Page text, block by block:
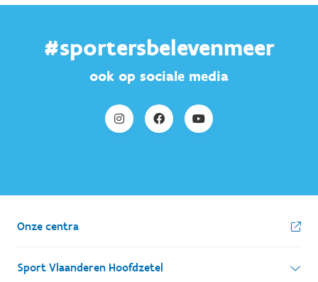
#sportersbelevenmeer
ook op sociale media
Onze centra
Sport Vlaanderen Hoofdzetel